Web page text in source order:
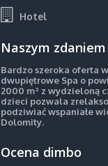
Hotel
Naszym zdaniem
Bardzo szeroka oferta
dwupiętrowe Spa o
2000 m² z wydzieloną
dzieci pozwala
podziwiać wspaniałe
Dolomity.
Ocena dimbo